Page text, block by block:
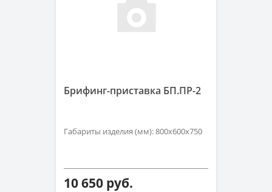
Брифинг-приставка БП.ПР-2
Габариты изделия (мм): 800х600х750
10 650 руб.